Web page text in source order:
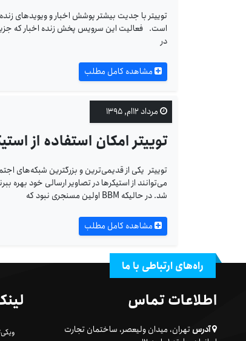
است. فعالیت این سرویس پخش زنده اخبار که
در
مشاهده کامل مطلب
مرداد ۱۲ام, ۱۳۹۵
توییتر امکان استفاده از
توییتر یکی از قدیمی‌ترین و بزرگترین شبکه‌های
شد. در حالیکه BBM اولین مسنجری نبود که
مشاهده کامل مطلب
راه‌های ارتباطی با ما
اطلاعات تماس
آدرستهران، میدان ولیعصر، ساختمان تجارت